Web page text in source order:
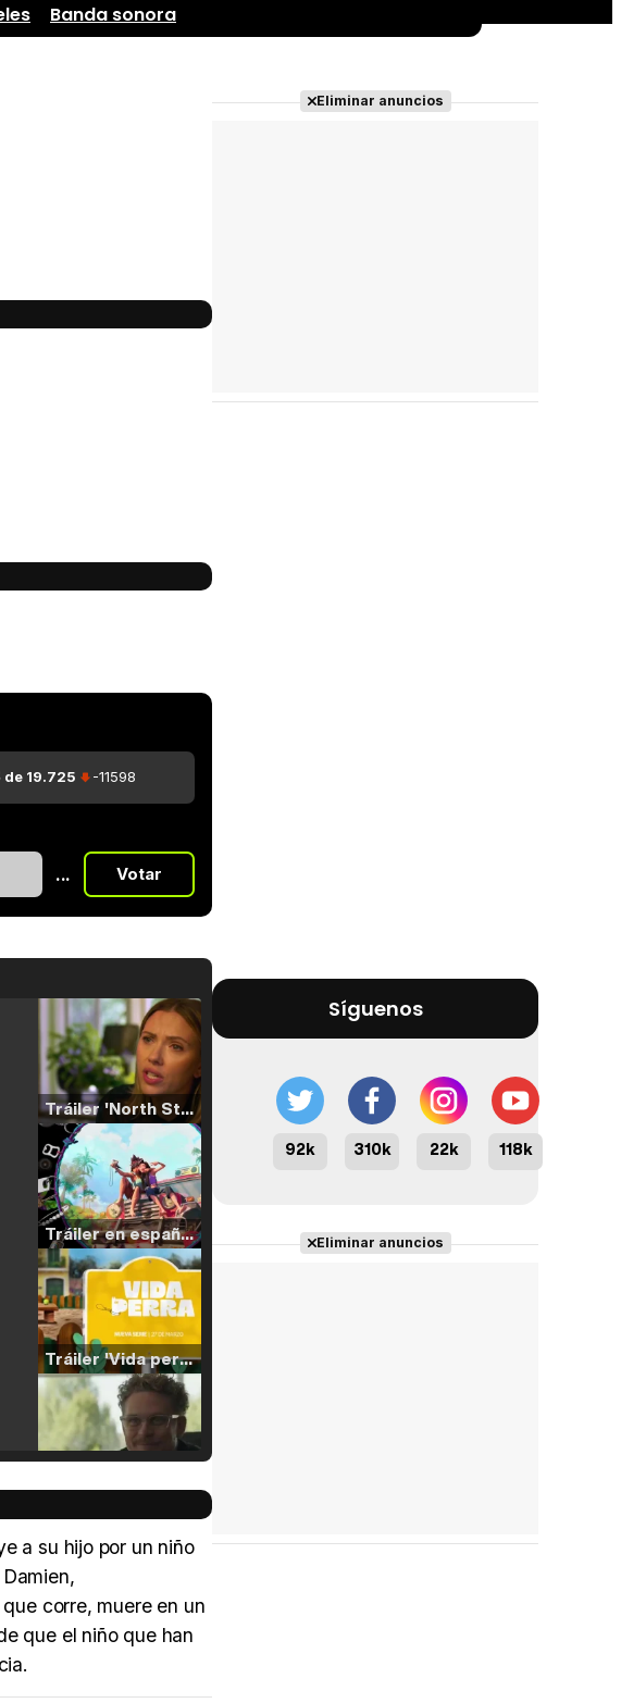
Banda sonora
de 19.725 -11598
... Votar
Tráiler 'North Star' (2023)
Tráiler en español de 'La isla olvidada'
Tráiler 'Vida perra' (2026)
Tráiler en español 'Outcome' (2026)
a su hijo por un niño
corre, muere en un
que el niño que han
Eliminar anuncios
Síguenos
92k 310k 22k 118k
Eliminar anuncios